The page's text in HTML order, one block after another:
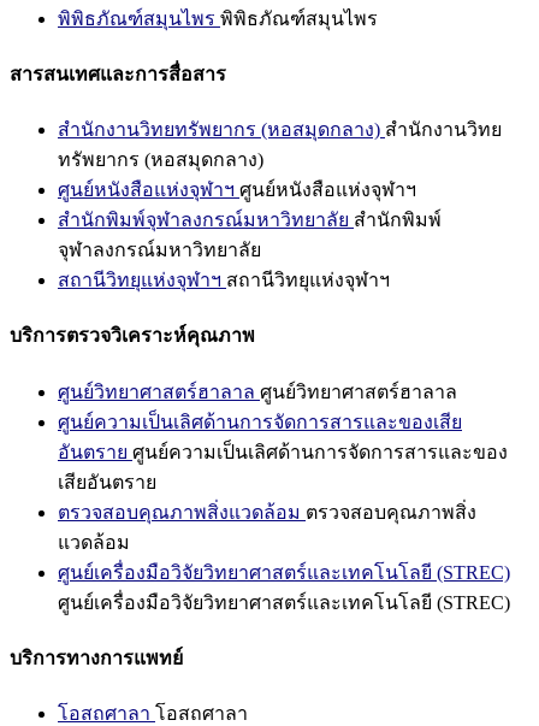
พิพิธภัณฑ์สมุนไพร พิพิธภัณฑ์สมุนไพร
สารสนเทศและการสื่อสาร
สำนักงานวิทยทรัพยากร (หอสมุดกลาง) สำนักงานวิทย
ทรัพยากร (หอสมุดกลาง)
ศูนย์หนังสือแห่งจุฬาฯ ศูนย์หนังสือแห่งจุฬาฯ
สำนักพิมพ์จุฬาลงกรณ์มหาวิทยาลัย สำนักพิมพ์
จุฬาลงกรณ์มหาวิทยาลัย
สถานีวิทยุแห่งจุฬาฯ สถานีวิทยุแห่งจุฬาฯ
บริการตรวจวิเคราะห์คุณภาพ
ศูนย์วิทยาศาสตร์ฮาลาล ศูนย์วิทยาศาสตร์ฮาลาล
ศูนย์ความเป็นเลิศด้านการจัดการสารและของเสีย
อันตราย ศูนย์ความเป็นเลิศด้านการจัดการสารและของ
เสียอันตราย
ตรวจสอบคุณภาพสิ่งแวดล้อม ตรวจสอบคุณภาพสิ่ง
แวดล้อม
ศูนย์เครื่องมือวิจัยวิทยาศาสตร์และเทคโนโลยี (STREC)
ศูนย์เครื่องมือวิจัยวิทยาศาสตร์และเทคโนโลยี (STREC)
บริการทางการแพทย์
โอสถศาลา โอสถศาลา